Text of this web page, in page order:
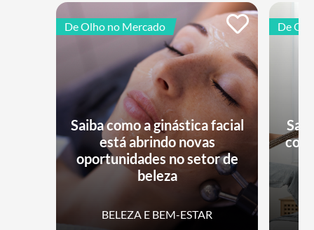
De Olho no Mercado
Saiba como a ginástica facial
está abrindo novas
oportunidades no setor de
beleza
BELEZA E BEM-ESTAR
De